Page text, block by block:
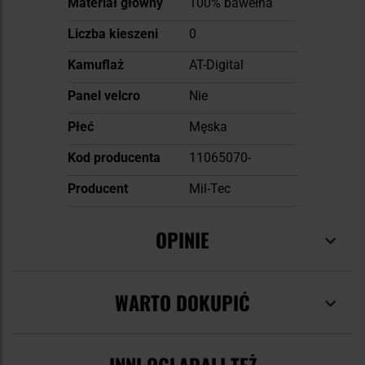
Liczba kieszeni
0
Kamuflaż
AT-Digital
Panel velcro
Nie
Płeć
Męska
Kod producenta
11065070-
Producent
Mil-Tec
OPINIE
WARTO DOKUPIĆ